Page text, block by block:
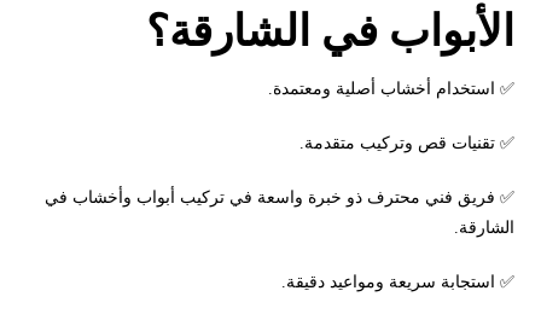
الأبواب في الشارقة؟
✅ استخدام أخشاب أصلية ومعتمدة.
✅ تقنيات قص وتركيب متقدمة.
✅ فريق فني محترف ذو خبرة واسعة في تركيب أبواب وأخشاب في
الشارقة.
✅ استجابة سريعة ومواعيد دقيقة.